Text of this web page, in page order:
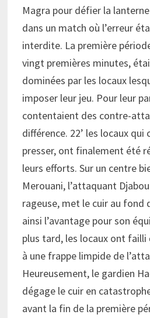
Magra pour défier la
dans un match où l’erreur
interdite. La première
vingt premières minutes,
dominées par les locaux
imposer leur jeu. Pour leur
contentaient des contre-
différence. 22’ les locaux
presser, ont finalement été
leurs efforts. Sur un centre
Merouani, l’attaquant
rageuse, met le cuir au fond
ainsi l’avantage pour son
plus tard, les locaux ont
à une frappe limpide de
Heureusement, le gardien
dégage le cuir en
avant la fin de la première